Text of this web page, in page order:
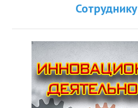
Сотруднику